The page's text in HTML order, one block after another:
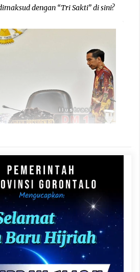
dengan “Tri Sakti” di sini?